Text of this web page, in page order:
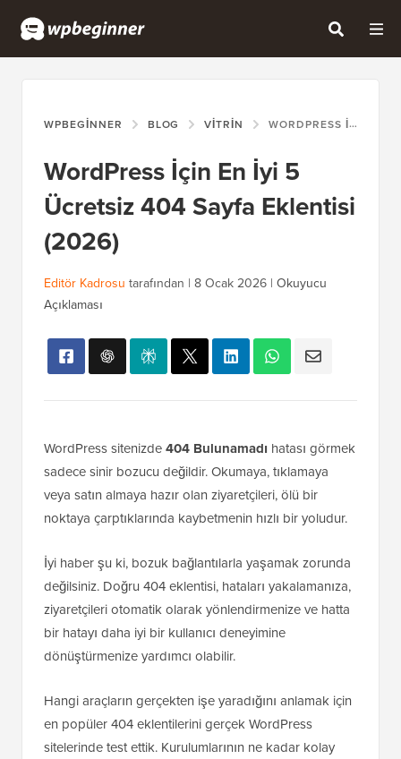
WPBEGINNER BLOG VITRIN WORDPRESS İÇIN EN İYI 5 ÜCRETSIZ 404 SAYFA EKLENTISI (2026)
WordPress İçin En İyi 5
Ücretsiz 404 Sayfa Eklentisi
(2026)
Editör Kadrosu tarafından | 8 Ocak 2026 | Okuyucu
Açıklaması
WordPress sitenizde404 Bulunamadı hatası görmek
sadece sinir bozucu değildir. Okumaya, tıklamaya
veya satın almaya hazır olan ziyaretçileri, ölü bir
noktaya çarptıklarında kaybetmenin hızlı bir yoludur.
İyi haber şu ki, bozuk bağlantılarla yaşamak zorunda
değilsiniz. Doğru 404 eklentisi, hataları yakalamanıza,
ziyaretçileri otomatik olarak yönlendirmenize ve hatta
bir hatayı daha iyi bir kullanıcı deneyimine
dönüştürmenize yardımcı olabilir.
Hangi araçların gerçekten işe yaradığını anlamak için
en popüler 404 eklentilerini gerçek WordPress
sitelerinde test ettik. Kurulumlarının ne kadar kolay